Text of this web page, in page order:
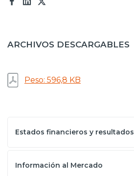
Transparencia activa
Acceso trabajadores/as
ARCHIVOS DESCARGABLES
Peso: 596,8 KB
Estados financieros y resultados
Información al Mercado